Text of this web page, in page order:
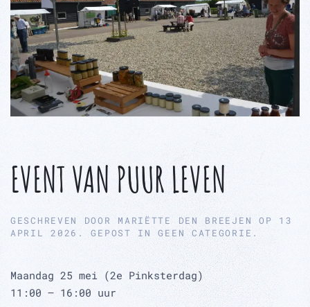
EVENT VAN PUUR LEVEN
GESCHREVEN DOOR MARIËTTE DEN BREEJEN OP 13
APRIL 2026 . GEPOST INGEEN CATEGORIE .
Maandag 25 mei (2e Pinksterdag)
11:00 – 16:00 uur